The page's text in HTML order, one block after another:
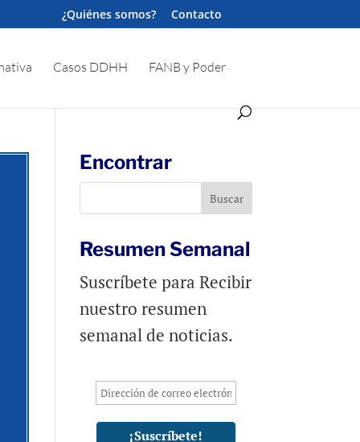
¿Quiénes somos? Contacto
Casos DDHH FANB y Poder
Encontrar
Resumen Semanal
Suscríbete para Recibir
nuestro resumen
semanal de noticias.